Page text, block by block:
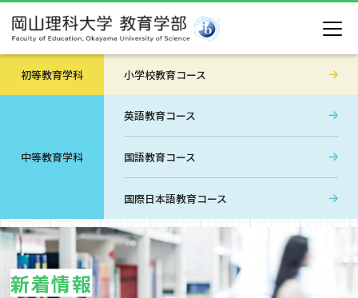
初等教育学科 小学校教育コース
中等教育学科
英語教育コース
国語教育コース
国際日本語教育コース
新着情報